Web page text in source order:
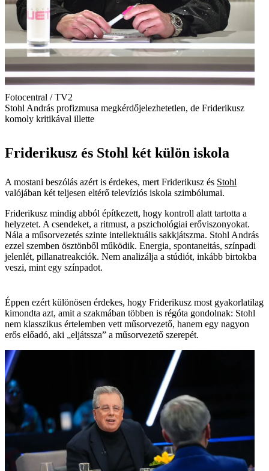
Fotocentral / TV2
Stohl András profizmusa megkérdőjelezhetetlen, de Friderikusz
komoly kritikával illette
Friderikusz és Stohl két külön iskola
A mostani beszólás azért is érdekes, mert Friderikusz és Stohl
valójában két teljesen eltérő televíziós iskola szimbólumai.
Friderikusz mindig abból építkezett, hogy kontroll alatt tartotta a
helyzetet. A csendeket, a ritmust, a pszichológiai erőviszonyokat.
Nála a műsorvezetés szinte intellektuális sakkjátszma. Stohl András
ezzel szemben ösztönből működik. Energia, spontaneitás, színpadi
jelenlét, pillanatreakciók. Nem analizálja a stúdiót, inkább birtokba
veszi, mint egy színpadot.
Éppen ezért különösen érdekes, hogy Friderikusz most gyakorlatilag
kimondta azt, amit a szakmában többen is régóta gondolnak: Stohl
nem klasszikus értelemben vett műsorvezető, hanem egy nagyon
erős előadó, aki „eljátssza” a műsorvezető szerepét.